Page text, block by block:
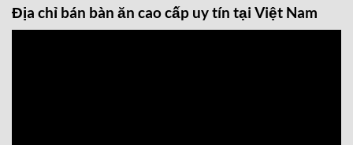
Địa chỉ bán bàn ăn cao cấp uy tín tại Việt Nam